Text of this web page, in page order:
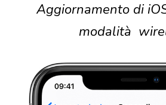
Aggiornamento di
modalità